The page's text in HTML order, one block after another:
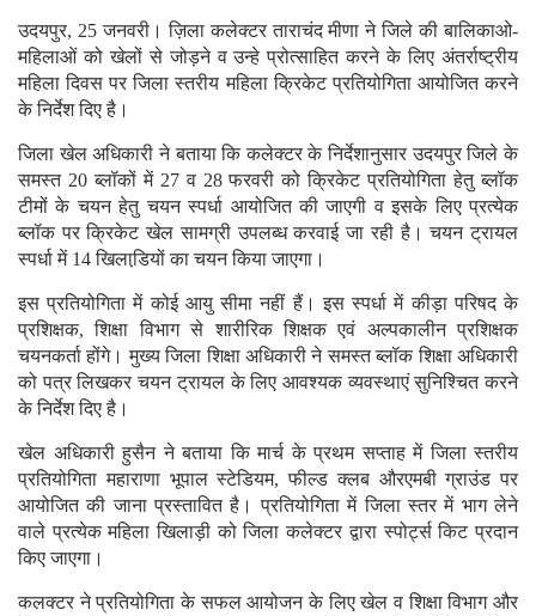
उदयपुर, 25 जनवरी। ज़िला कलेक्टर ताराचंद मीणा ने जिले की बालिकाओ-
महिलाओं को खेलों से जोड़ने व उन्हे प्रोत्साहित करने के लिए अंतर्राष्ट्रीय
महिला दिवस पर जिला स्तरीय महिला क्रिकेट प्रतियोगिता आयोजित करने
के निर्देश दिए है।
जिला खेल अधिकारी ने बताया कि कलेक्टर के निर्देशानुसार उदयपुर जिले के
समस्त 20 ब्लॉकों में 27 व 28 फरवरी को क्रिकेट प्रतियोगिता हेतु ब्लॉक
टीमों के चयन हेतु चयन स्पर्धा आयोजित की जाएगी व इसके लिए प्रत्येक
ब्लॉक पर क्रिकेट खेल सामग्री उपलब्ध करवाई जा रही है। चयन ट्रायल
स्पर्धा में 14 खिलाडि़यों का चयन किया जाएगा।
इस प्रतियोगिता में कोई आयु सीमा नहीं हैं। इस स्पर्धा में कीड़ा परिषद के
प्रशिक्षक, शिक्षा विभाग से शारीरिक शिक्षक एवं अल्पकालीन प्रशिक्षक
चयनकर्ता होंगे। मुख्य जिला शिक्षा अधिकारी ने समस्त ब्लॉक शिक्षा अधिकारी
को पत्र लिखकर चयन ट्रायल के लिए आवश्यक व्यवस्थाएं सुनिश्चित करने
के निर्देश दिए है।
खेल अधिकारी हुसैन ने बताया कि मार्च के प्रथम सप्ताह में जिला स्तरीय
प्रतियोगिता महाराणा भूपाल स्टेडियम, फील्ड क्लब औरएमबी ग्राउंड पर
आयोजित की जाना प्रस्तावित है। प्रतियोगिता में जिला स्तर में भाग लेने
वाले प्रत्येक महिला खिलाड़ी को जिला कलेक्टर द्वारा स्पोर्ट्स किट प्रदान
किए जाएगा।
कलक्टर ने प्रतियोगिता के सफल आयोजन के लिए खेल व शिक्षा विभाग और